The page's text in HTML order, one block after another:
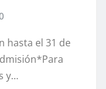
hasta el 31 de
y…